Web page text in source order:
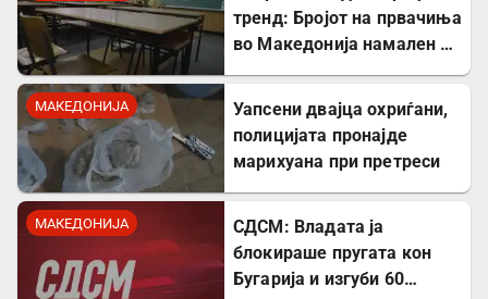
тренд: Бројот на првачиња
во Македонија намален за
МАКЕДОНИЈА
Уапсени двајца охриѓани,
полицијата пронајде
марихуана при претреси
МАКЕДОНИЈА
СДСМ: Владата ја
блокираше пругата кон
Бугарија и изгуби 60